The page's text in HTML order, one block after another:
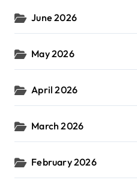
June 2026
May 2026
April 2026
March 2026
February 2026